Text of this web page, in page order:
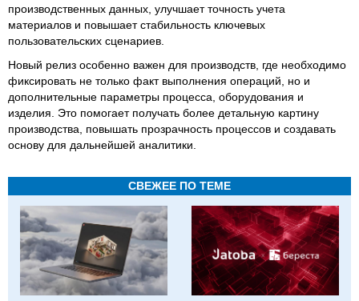
производственных данных, улучшает точность учета
материалов и повышает стабильность ключевых
пользовательских сценариев.
Новый релиз особенно важен для производств, где необходимо
фиксировать не только факт выполнения операций, но и
дополнительные параметры процесса, оборудования и
изделия. Это помогает получать более детальную картину
производства, повышать прозрачность процессов и создавать
основу для дальнейшей аналитики.
СВЕЖЕЕ ПО ТЕМЕ